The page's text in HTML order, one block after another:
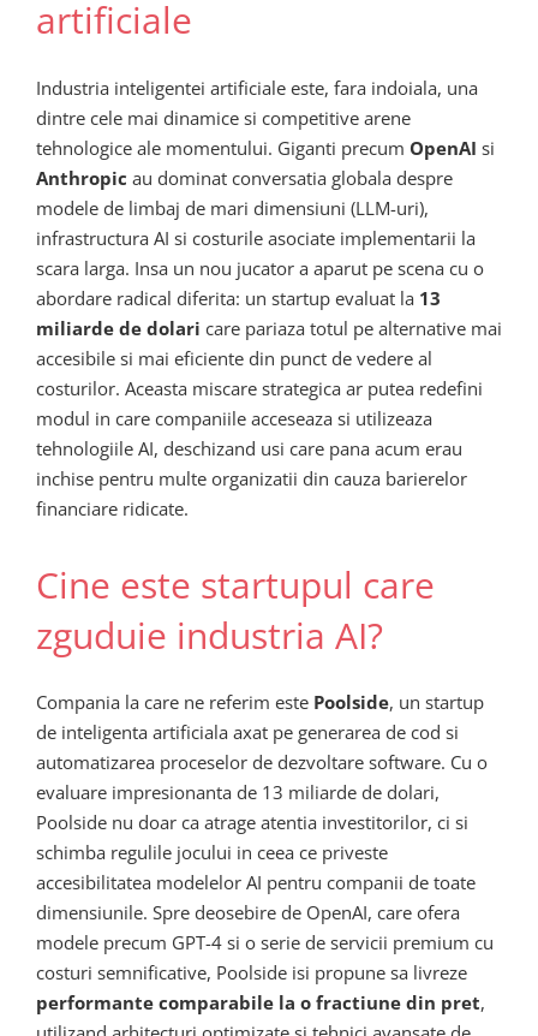
artificiale
Industria inteligentei artificiale este, fara indoiala, una
dintre cele mai dinamice si competitive arene
tehnologice ale momentului. Giganti precum OpenAI si
Anthropic au dominat conversatia globala despre
modele de limbaj de mari dimensiuni (LLM-uri),
infrastructura AI si costurile asociate implementarii la
scara larga. Insa un nou jucator a aparut pe scena cu o
abordare radical diferita: un startup evaluat la 13
miliarde de dolari care pariaza totul pe alternative mai
accesibile si mai eficiente din punct de vedere al
costurilor. Aceasta miscare strategica ar putea redefini
modul in care companiile acceseaza si utilizeaza
tehnologiile AI, deschizand usi care pana acum erau
inchise pentru multe organizatii din cauza barierelor
financiare ridicate.
Cine este startupul care
zguduie industria AI?
Compania la care ne referim este Poolside, un startup
de inteligenta artificiala axat pe generarea de cod si
automatizarea proceselor de dezvoltare software. Cu o
evaluare impresionanta de 13 miliarde de dolari,
Poolside nu doar ca atrage atentia investitorilor, ci si
schimba regulile jocului in ceea ce priveste
accesibilitatea modelelor AI pentru companii de toate
dimensiunile. Spre deosebire de OpenAI, care ofera
modele precum GPT-4 si o serie de servicii premium cu
costuri semnificative, Poolside isi propune sa livreze
performante comparabile la o fractiune din pret,